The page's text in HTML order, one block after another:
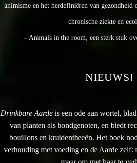
animisme en het herdefiniëren van gezondheid
chronische ziekte en
– Animals in the room, een sterk stuk
NIEUWS!
Drinkbare Aarde is een ode aan wortel,
van planten als bondgenoten, en biedt
bouillons en kruidentheeën. Het boek
verhouding met voeding en de Aarde zelf: